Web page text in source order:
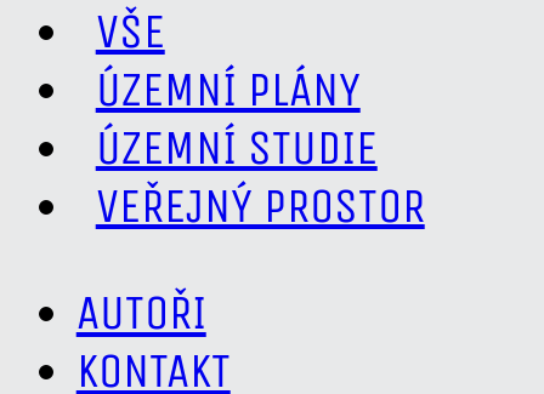
VŠE
ÚZEMNÍ PLÁNY
ÚZEMNÍ STUDIE
VEŘEJNÝ PROSTOR
AUTOŘI
KONTAKT